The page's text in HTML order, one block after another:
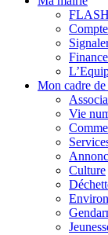
Mon cadre
Vie
Culture